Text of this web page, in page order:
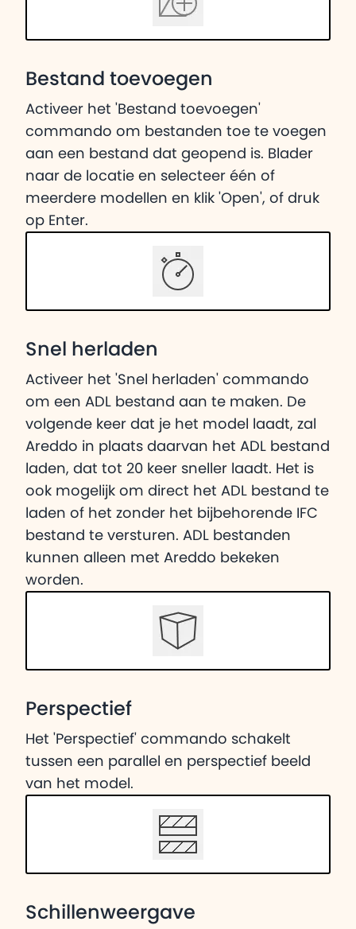
Bestand toevoegen
Activeer het 'Bestand toevoegen'
commando om bestanden toe te voegen
aan een bestand dat geopend is. Blader
naar de locatie en selecteer één of
meerdere modellen en klik 'Open', of druk
op Enter.
Snel herladen
Activeer het 'Snel herladen' commando
om een ADL bestand aan te maken. De
volgende keer dat je het model laadt, zal
Areddo in plaats daarvan het ADL bestand
laden, dat tot 20 keer sneller laadt. Het is
ook mogelijk om direct het ADL bestand te
laden of het zonder het bijbehorende IFC
bestand te versturen. ADL bestanden
kunnen alleen met Areddo bekeken
worden.
Perspectief
Het 'Perspectief' commando schakelt
tussen een parallel en perspectief beeld
van het model.
Schillenweergave